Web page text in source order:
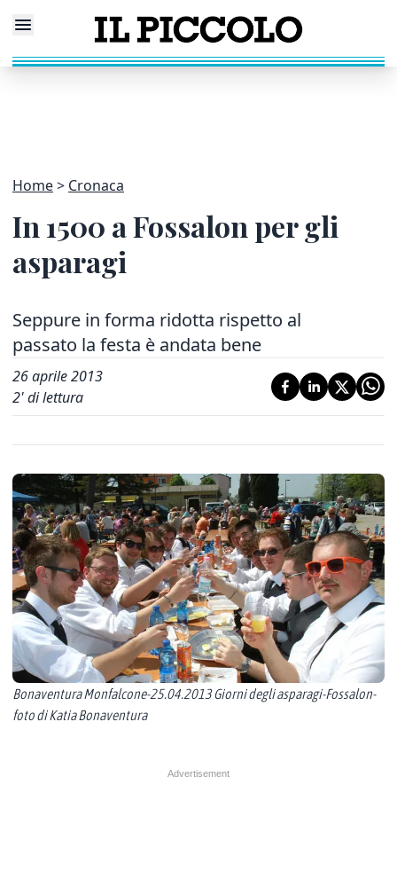
Home Cronaca
In 1500 a Fossalon per gli
asparagi
Seppure in forma ridotta rispetto al
passato la festa è andata bene
26 aprile 2013
2' di lettura
Bonaventura Monfalcone-25.04.2013 Giorni degli asparagi-Fossalon-
foto di Katia Bonaventura